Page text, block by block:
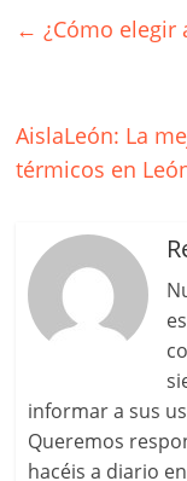
← ¿Cómo
AislaLeón: La
térmicos en
informar a sus
Queremos
hacéis a diario